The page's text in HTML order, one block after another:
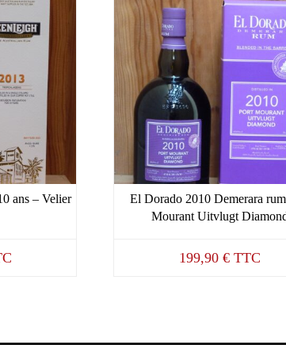
ans – Velier
El Dorado 2010 Demerara
Mourant Uitvlugt
199,90 € TTC